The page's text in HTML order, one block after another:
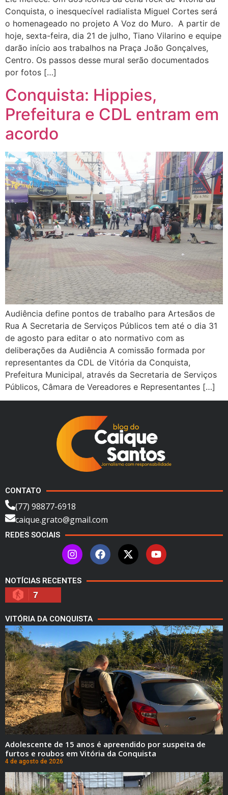
Conquista, o inesquecível radialista Miguel Cortes será
o homenageado no projeto A Voz do Muro. A partir de
hoje, sexta-feira, dia 21 de julho, Tiano Vilarino e equipe
darão início aos trabalhos na Praça João Gonçalves,
Centro. Os passos desse mural serão documentados
por fotos […]
Conquista: Hippies,
Prefeitura e CDL entram em
acordo
Audiência define pontos de trabalho para Artesãos de
Rua A Secretaria de Serviços Públicos tem até o dia 31
de agosto para editar o ato normativo com as
deliberações da Audiência A comissão formada por
representantes da CDL de Vitória da Conquista,
Prefeitura Municipal, através da Secretaria de Serviços
Públicos, Câmara de Vereadores e Representantes […]
CONTATO
(77) 98877-6918
caique.grato@gmail.com
REDES SOCIAIS
NOTÍCIAS RECENTES
7
VITÓRIA DA CONQUISTA
Adolescente de 15 anos é apreendido por suspeita de
furtos e roubos em Vitória da Conquista
4 de agosto de 2026